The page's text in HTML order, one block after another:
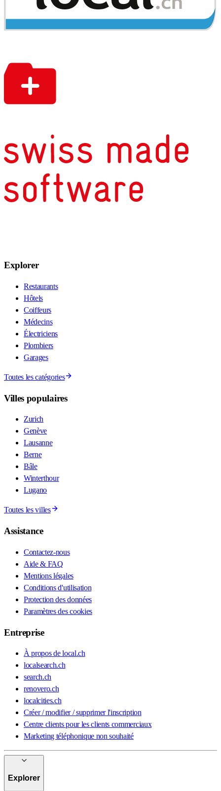
Explorer
Restaurants
Hôtels
Coiffeurs
Médecins
Électriciens
Plombiers
Garages
Toutes les catégories
Villes populaires
Zurich
Genève
Lausanne
Berne
Bâle
Winterthour
Lugano
Toutes les villes
Assistance
Contactez-nous
Aide & FAQ
Mentions légales
Conditions d'utilisation
Protection des données
Paramètres des cookies
Entreprise
À propos de local.ch
localsearch.ch
search.ch
renovero.ch
localcities.ch
Créer / modifier / supprimer l'inscription
Centre clients pour les clients commerciaux
Marketing téléphonique non souhaité
Explorer